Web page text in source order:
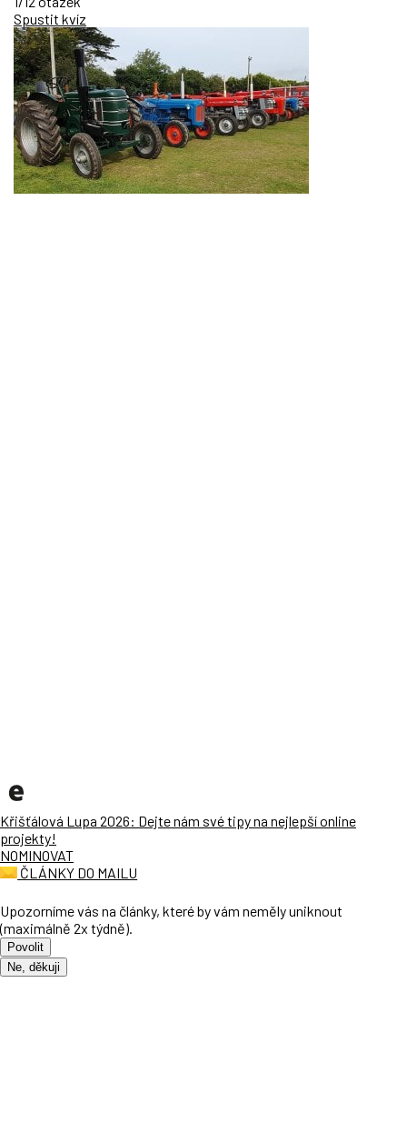
Spustit kvíz
Křišťálová Lupa 2026: Dejte nám své tipy na nejlepší online
projekty!
NOMINOVAT
ČLÁNKY DO MAILU
Upozorníme vás na články, které by vám neměly uniknout
(maximálně 2x týdně).
Povolit
Ne, děkuji